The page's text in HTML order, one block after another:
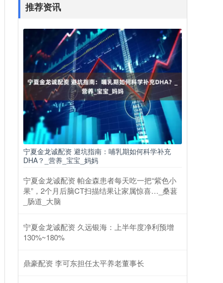
推荐资讯
宁夏金龙诚配资 避坑指南：哺乳期如何科学补充
DHA？_营养_宝宝_妈妈
宁夏金龙诚配资 帕金森患者每天吃一把“紫色小
果”，2个月后脑CT扫描结果让家属惊喜…_桑葚
_肠道_大脑
宁夏金龙诚配资 久远银海：上半年度净利预增
130%~180%
鼎豪配资 李可东担任太平养老董事长